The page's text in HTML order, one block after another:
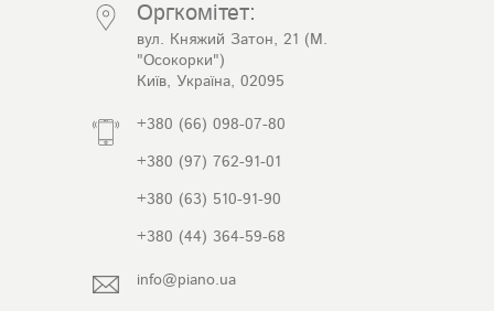
Оргкомітет:
вул. Княжий Затон, 21 (М.
"Осокорки")
Київ, Україна, 02095
+380 (66) 098-07-80
+380 (97) 762-91-01
+380 (63) 510-91-90
+380 (44) 364-59-68
info@piano.ua